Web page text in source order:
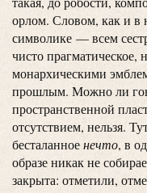
орлом. Словом, как и в
символике — всем
чисто прагматическое,
монархическими
прошлым. Можно ли
пространственной
отсутствием, нельзя.
бесталанноенечто, в
образе никак не
закрыта: отметили,